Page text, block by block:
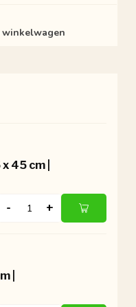
winkelwagen
45 cm |
- +
|